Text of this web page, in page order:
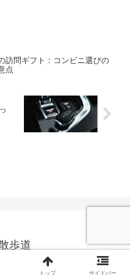
訪問ギフト：コンビニ選びの
点
歩道
散歩道.
トップ サイドバー